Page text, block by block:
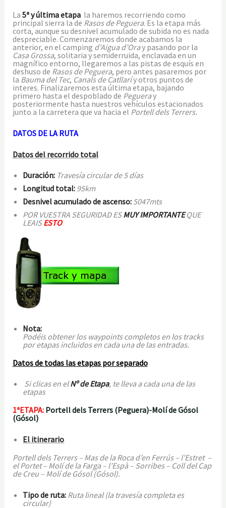
La 5ªyúltima etapala haremos recorriendo como
principal sierra la de Rasos de Peguera. Es la etapa más
corta, aunque su desnivel acumulado de subida no es nada
despreciable. Comenzaremos donde acabamos la
anterior, en el camping d’Aigua d’Oray pasando por la
Casa Grossa, solitaria y semiderruida, enclavada en un
magnífico entorno, llegaremos a las pistas de esquís en
deshuso de Rasos de Peguera, pero antes pasaremos por
la Bauma del Tec, Canals de Catllaríy otros puntos de
interes. Finalizaremos esta última etapa, bajando
primero hasta el despoblado de Pegueray
posteriormente hasta nuestros vehículos estacionados
junto a la carretera que va hacia el Portell dels Terrers.
DATOS DE LA RUTA
Datos del recorrido total
Duración: Travesía circular de 5 días
Longitud total: 95km
Desnivel acumulado de ascenso: 5047mts
POR VUESTRA SEGURIDAD ESMUY IMPORTANTEQUE
LEAISESTO
Nota:
Podéis obtener los waypoints completos en los tracks
por etapas incluidos en cada una de las entradas.
Datos de todas las etapas por separado
Si clicas en elNº de Etapa, te lleva a cada una de las
etapas
1ªETAPA: Portell dels Terrers (Peguera)-Molí de Gósol
(Gósol)
El itinerario
Portell dels Terrers – Mas de la Roca d’en Ferrús – l’Estret –
el Portet – Molí de la Farga – l’Espà – Sorribes – Coll del Cap
de Creu – Molí de Gósol (Gósol).
Tipo de ruta: Ruta lineal (la travesía completa es
circular)